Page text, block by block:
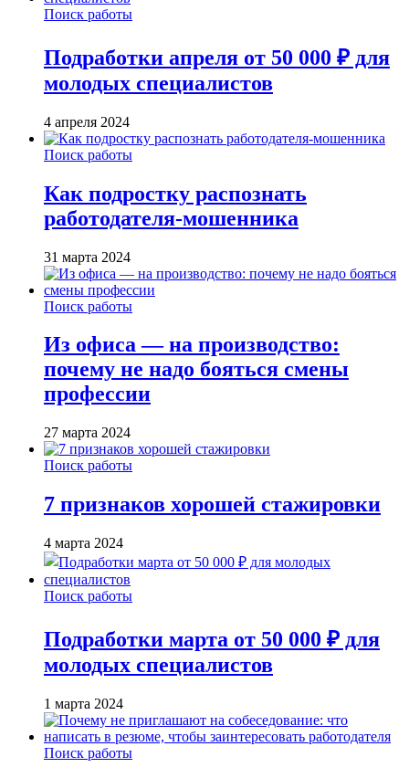
Поиск работы
Подработки апреля от 50 000 ₽ для
молодых специалистов
4 апреля 2024
Поиск работы
Как подростку распознать
работодателя-мошенника
31 марта 2024
Поиск работы
Из офиса — на производство:
почему не надо бояться смены
профессии
27 марта 2024
Поиск работы
7 признаков хорошей стажировки
4 марта 2024
Поиск работы
Подработки марта от 50 000 ₽ для
молодых специалистов
1 марта 2024
Поиск работы